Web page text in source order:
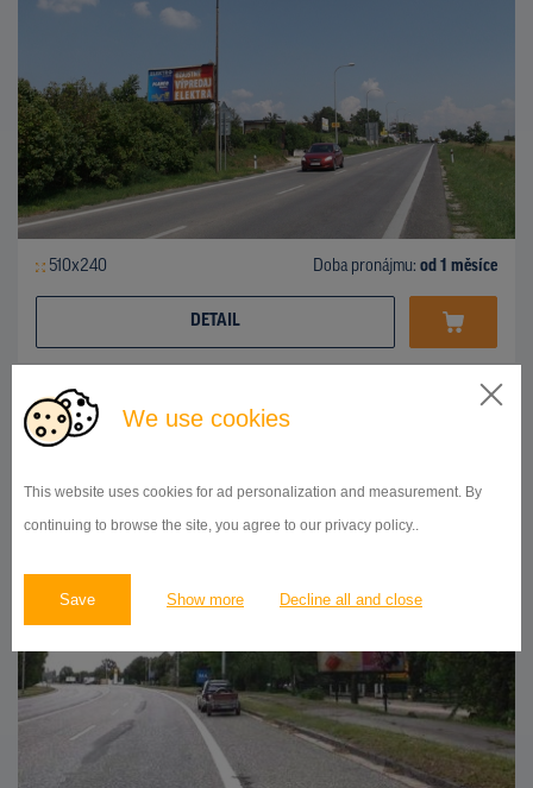
We use cookies
This website uses cookies for ad personalization and measurement. By
continuing to browse the site, you agree to our privacy policy..
Save Show more Decline all and close
510x240 Doba pronájmu: od 1 měsíce
DETAIL
BILLBOARD
Bratislavská ulica, Nitra